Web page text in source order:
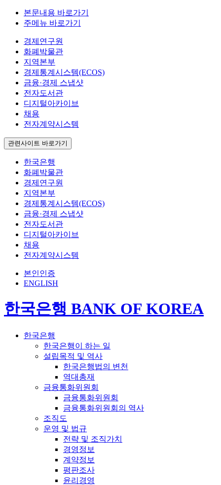
본문내용 바로가기
주메뉴 바로가기
경제연구원
화폐박물관
지역본부
경제통계시스템(ECOS)
금융·경제 스냅샷
전자도서관
디지털아카이브
채용
전자계약시스템
관련사이트 바로가기
한국은행
화폐박물관
경제연구원
지역본부
경제통계시스템(ECOS)
금융·경제 스냅샷
전자도서관
디지털아카이브
채용
전자계약시스템
본인인증
ENGLISH
한국은행 BANK OF KOREA
한국은행
한국은행이 하는 일
설립목적 및 역사
한국은행법의 변천
역대총재
금융통화위원회
금융통화위원회
금융통화위원회의 역사
조직도
운영 및 법규
전략 및 조직가치
경영정보
계약정보
평판조사
윤리경영